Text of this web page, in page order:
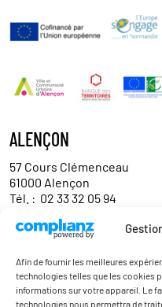
Afin de fournir les meilleures
technologies telles que les cookies
informations sur votre appareil. Le
technologies nous permettra de
ALENÇON
57 Cours Clémenceau
61000 Alençon
Tél. : 02 33 32 05 94
Contact